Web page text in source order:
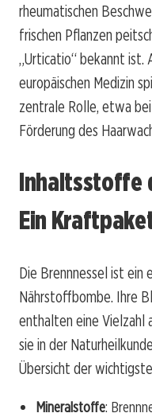
rheumatischen
frischen Pflanzen
„Urticatio“ bekannt ist.
europäischen Medizin
zentrale Rolle, etwa
Förderung des
Inhaltsstoffe
Ein
Die Brennnessel ist ein
Nährstoffbombe. Ihre
enthalten eine
sie in der
Übersicht der
Mineralstoffe: